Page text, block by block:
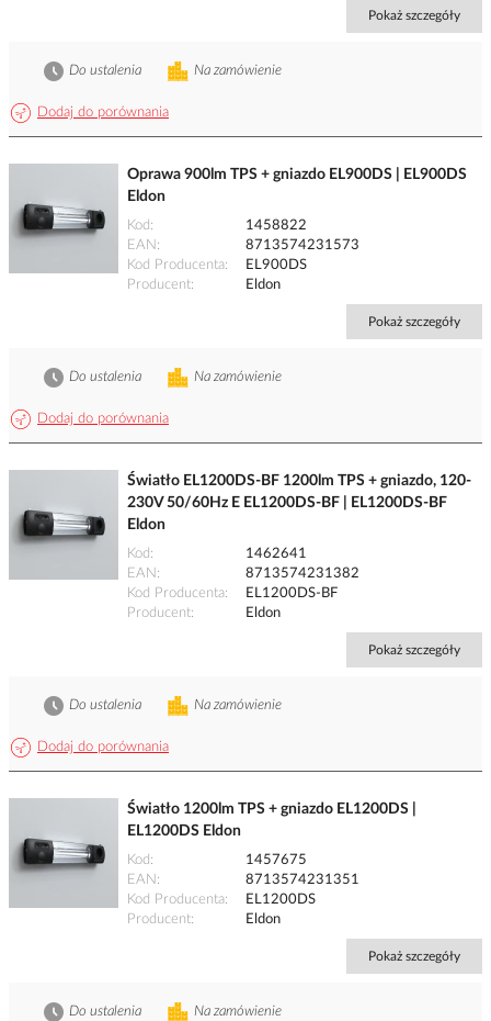
Pokaż szczegóły
Dodaj do porównania
Na zamówienie
Do ustalenia
Oprawa 900lm TPS + gniazdo EL900DS | EL900DS
Eldon
Kod
1458822
EAN
8713574231573
Kod Producenta
EL900DS
Producent
Eldon
Pokaż szczegóły
Dodaj do porównania
Na zamówienie
Do ustalenia
Światło EL1200DS-BF 1200lm TPS + gniazdo, 120-
230V 50/60Hz E EL1200DS-BF | EL1200DS-BF
Eldon
Kod
1462641
EAN
8713574231382
Kod Producenta
EL1200DS-BF
Producent
Eldon
Pokaż szczegóły
Dodaj do porównania
Na zamówienie
Do ustalenia
Światło 1200lm TPS + gniazdo EL1200DS |
EL1200DS Eldon
Kod
1457675
EAN
8713574231351
Kod Producenta
EL1200DS
Producent
Eldon
Pokaż szczegóły
Na zamówienie
Do ustalenia